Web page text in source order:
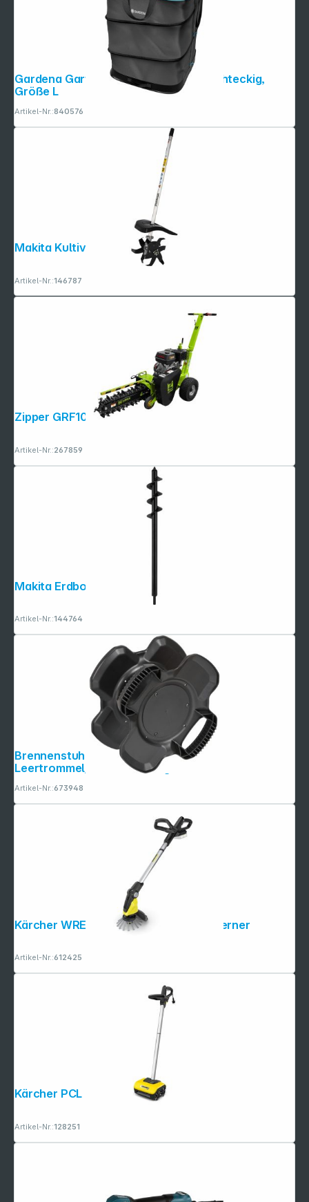
Gardena Gartenabfallsack PopUp rechteckig,
Größe L
Artikel-Nr.:840576
Makita Kultivatoraufsatz KR400MP
Artikel-Nr.:146787
Zipper GRF1000 Grabenfräse
Artikel-Nr.:267859
Makita Erdbohrer 70x600(200) mm
Artikel-Nr.:144764
Brennenstuhl Gummi-KH X-Gum
Leertrommel/Aufbewahrungstrommel
Artikel-Nr.:673948
Kärcher WRE 18-55 Akku-Unkrautentferner
Artikel-Nr.:612425
Kärcher PCL 6
Artikel-Nr.:128251